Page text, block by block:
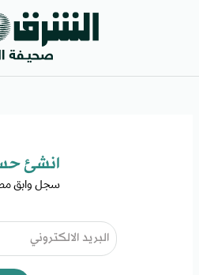
انشئ
سجل وابق